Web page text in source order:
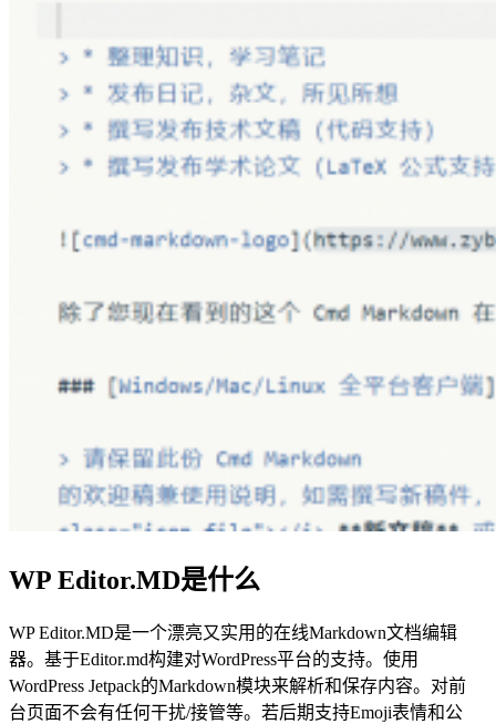
WP Editor.MD是什么
WP Editor.MD是一个漂亮又实用的在线Markdown文档编辑
器。基于Editor.md构建对WordPress平台的支持。使用
WordPress Jetpack的Markdown模块来解析和保存内容。对前
台页面不会有任何干扰/接管等。若后期支持Emoji表情和公